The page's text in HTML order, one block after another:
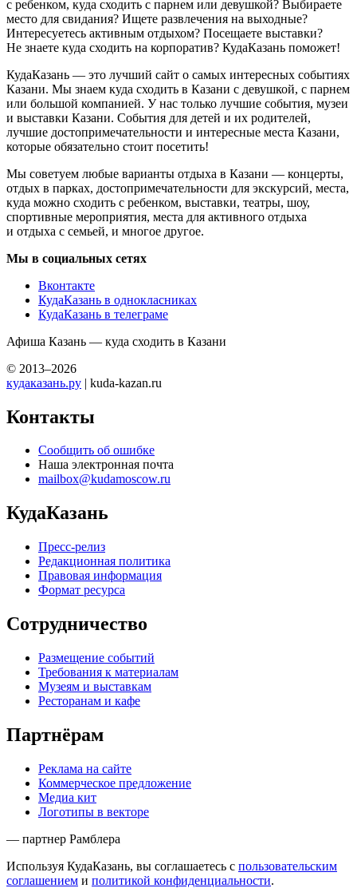
с ребенком, куда сходить с парнем или девушкой? Выбираете
место для свидания? Ищете развлечения на выходные?
Интересуетесь активным отдыхом? Посещаете выставки?
Не знаете куда сходить на корпоратив? КудаКазань поможет!
КудаКазань — это лучший сайт о самых интересных событиях
Казани. Мы знаем куда сходить в Казани с девушкой, с парнем
или большой компанией. У нас только лучшие события, музеи
и выставки Казани. События для детей и их родителей,
лучшие достопримечательности и интересные места Казани,
которые обязательно стоит посетить!
Мы советуем любые варианты отдыха в Казани — концерты,
отдых в парках, достопримечательности для экскурсий, места,
куда можно сходить с ребенком, выставки, театры, шоу,
спортивные мероприятия, места для активного отдыха
и отдыха с семьей, и многое другое.
Мы в социальных сетях
Вконтакте
КудаКазань в однокласниках
КудаКазань в телеграме
Афиша Казань — куда сходить в Казани
© 2013–2026
кудаказань.ру | kuda-kazan.ru
Контакты
Сообщить об ошибке
Наша электронная почта
mailbox@kudamoscow.ru
КудаКазань
Пресс-релиз
Редакционная политика
Правовая информация
Формат ресурса
Сотрудничество
Размещение событий
Требования к материалам
Музеям и выставкам
Ресторанам и кафе
Партнёрам
Реклама на сайте
Коммерческое предложение
Медиа кит
Логотипы в векторе
— партнер Рамблера
Используя КудаКазань, вы соглашаетесь с пользовательским
соглашением и политикой конфиденциальности.